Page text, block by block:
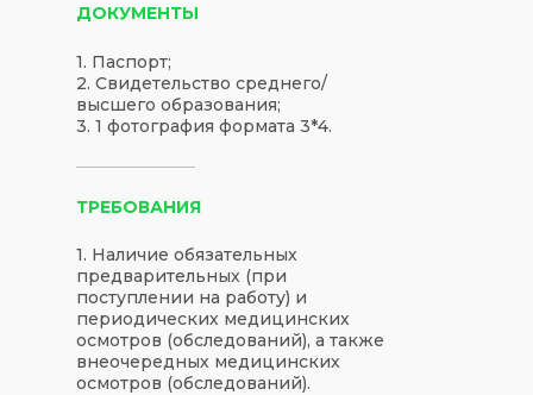
ДОКУМЕНТЫ
ТРЕБОВАНИЯ
1. Паспорт;
2. Свидетельство среднего/
высшего образования;
3. 1 фотография формата 3*4.
1. Наличие обязательных
предварительных (при
поступлении на работу) и
периодических медицинских
осмотров (обследований), а также
внеочередных медицинских
осмотров (обследований).